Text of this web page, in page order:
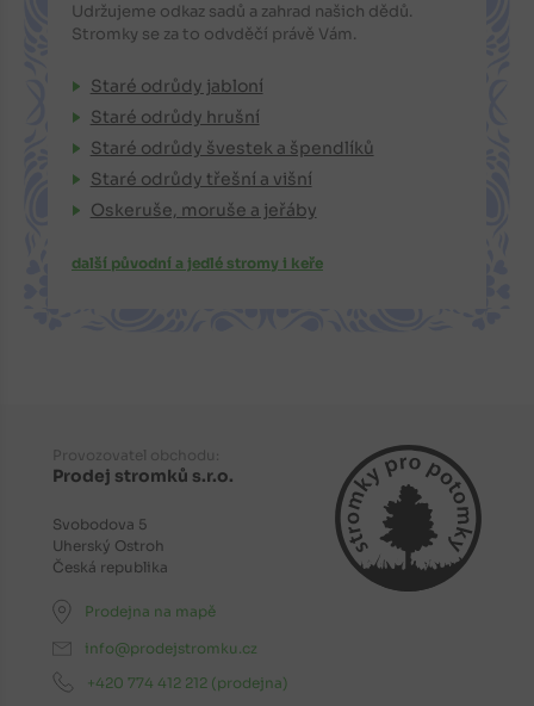
Udržujeme odkaz sadů a zahrad našich dědů.
Stromky se za to odvděčí právě Vám.
Staré odrůdy jabloní
Staré odrůdy hrušní
Staré odrůdy švestek a špendlíků
Staré odrůdy třešní a višní
Oskeruše, moruše a jeřáby
další původní a jedlé stromy i keře
Provozovatel obchodu:
Prodej stromků s.r.o.
Svobodova 5
Uherský Ostroh
Česká republika
Prodejna na mapě
info@prodejstromku.cz
+420 774 412 212 (prodejna)